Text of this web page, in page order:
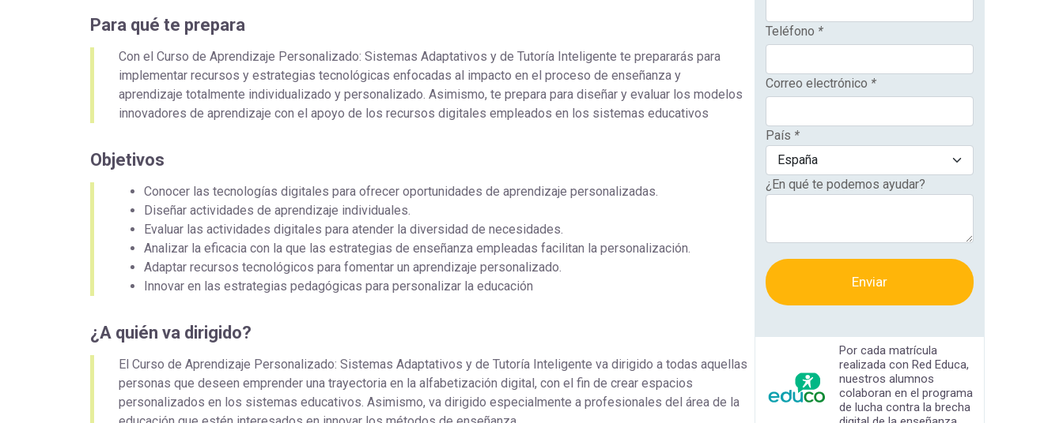
Para qué te prepara
Con el Curso de Aprendizaje Personalizado: Sistemas Adaptativos y de Tutoría Inteligente te prepararás para
implementar recursos y estrategias tecnológicas enfocadas al impacto en el proceso de enseñanza y
aprendizaje totalmente individualizado y personalizado. Asimismo, te prepara para diseñar y evaluar los modelos
innovadores de aprendizaje con el apoyo de los recursos digitales empleados en los sistemas educativos
Objetivos
Conocer las tecnologías digitales para ofrecer oportunidades de aprendizaje personalizadas.
Diseñar actividades de aprendizaje individuales.
Evaluar las actividades digitales para atender la diversidad de necesidades.
Analizar la eficacia con la que las estrategias de enseñanza empleadas facilitan la personalización.
Adaptar recursos tecnológicos para fomentar un aprendizaje personalizado.
Innovar en las estrategias pedagógicas para personalizar la educación
¿A quién va dirigido?
El Curso de Aprendizaje Personalizado: Sistemas Adaptativos y de Tutoría Inteligente va dirigido a todas aquellas
personas que deseen emprender una trayectoria en la alfabetización digital, con el fin de crear espacios
personalizados en los sistemas educativos. Asimismo, va dirigido especialmente a profesionales del área de la
Teléfono *
Correo electrónico *
País *
¿En qué te podemos ayudar?
Enviar
Por cada matrícula
realizada con Red Educa,
nuestros alumnos
colaboran en el programa
de lucha contra la brecha